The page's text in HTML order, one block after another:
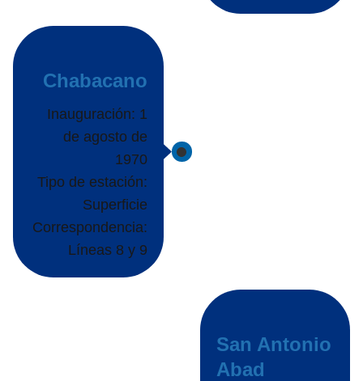
Chabacano
Inauguración: 1
de agosto de
1970
Tipo de estación:
Superficie
Correspondencia:
Líneas 8 y 9
San Antonio
Abad